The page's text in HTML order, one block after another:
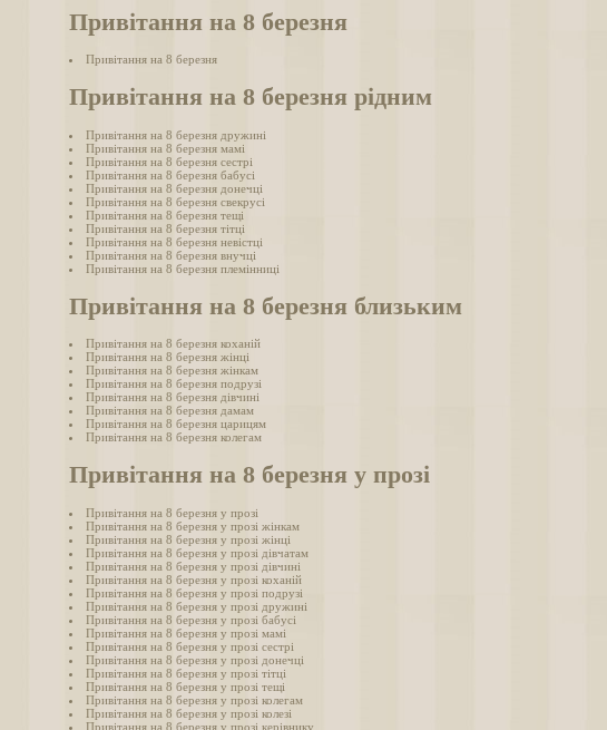
Привітання на 8 березня
Привітання на 8 березня
Привітання на 8 березня рідним
Привітання на 8 березня дружині
Привітання на 8 березня мамі
Привітання на 8 березня сестрі
Привітання на 8 березня бабусі
Привітання на 8 березня донечці
Привітання на 8 березня свекрусі
Привітання на 8 березня тещі
Привітання на 8 березня тітці
Привітання на 8 березня невістці
Привітання на 8 березня внучці
Привітання на 8 березня племінниці
Привітання на 8 березня близьким
Привітання на 8 березня коханій
Привітання на 8 березня жінці
Привітання на 8 березня жінкам
Привітання на 8 березня подрузі
Привітання на 8 березня дівчині
Привітання на 8 березня дамам
Привітання на 8 березня царицям
Привітання на 8 березня колегам
Привітання на 8 березня у прозі
Привітання на 8 березня у прозі
Привітання на 8 березня у прозі жінкам
Привітання на 8 березня у прозі жінці
Привітання на 8 березня у прозі дівчатам
Привітання на 8 березня у прозі дівчині
Привітання на 8 березня у прозі коханій
Привітання на 8 березня у прозі подрузі
Привітання на 8 березня у прозі дружині
Привітання на 8 березня у прозі бабусі
Привітання на 8 березня у прозі мамі
Привітання на 8 березня у прозі сестрі
Привітання на 8 березня у прозі донечці
Привітання на 8 березня у прозі тітці
Привітання на 8 березня у прозі тещі
Привітання на 8 березня у прозі колегам
Привітання на 8 березня у прозі колезі
Привітання на 8 березня у прозі керівнику